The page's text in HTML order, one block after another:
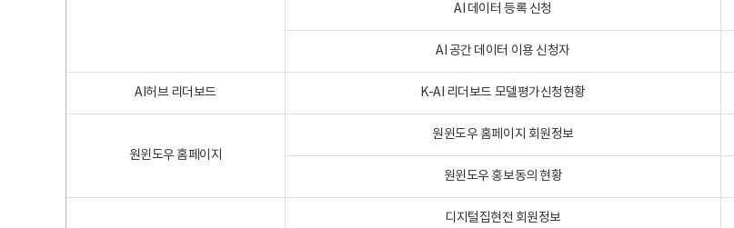
AI 데이터 등록 신청
AI 공간 데이터 이용 신청자
AI허브 리더보드 K-AI 리더보드 모델평가신청현황
원윈도우 홈페이지
원윈도우 홈페이지 회원정보
원윈도우 홍보동의 현황
디지털집현전 회원정보